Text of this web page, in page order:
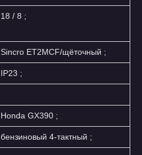
18 / 8 ;
Sincro ET2MCF/щёточный ;
IP23 ;
Honda GX390 ;
бензиновый 4-тактный ;